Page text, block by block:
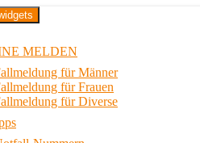
Projekt in Berlin
MELDEN
für Männer
für Frauen
für Diverse